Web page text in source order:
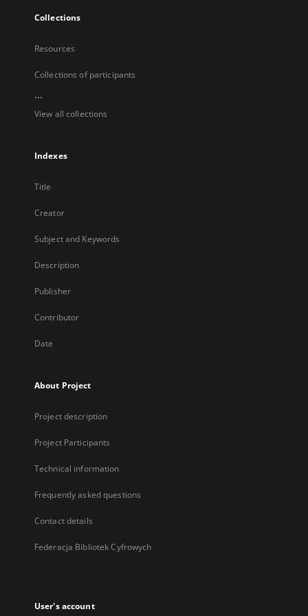
Collections
Resources
Collections of participants
...
View all collections
Indexes
Title
Creator
Subject and Keywords
Description
Publisher
Contributor
Date
About Project
Project description
Project Participants
Technical information
Frequently asked questions
Contact details
Federacja Bibliotek Cyfrowych
User's account